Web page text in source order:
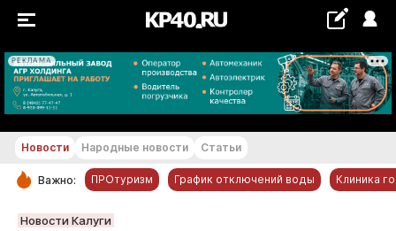
РЕКЛАМА
+21...+22 °С
РУБРИКИ
Новости Народные новости Статьи
Важно: ПРОтуризм График отключений воды Клиника
Новости Калуги